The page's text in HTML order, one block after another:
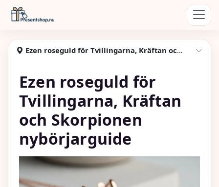
Hoppa till huvudinnehåll
Presentshop
Ezen roseguld för Tvillingarna, Kräftan och Skorpionen guide
Ezen roseguld för
Tvillingarna, Kräftan
och Skorpionen
nybörjarguide